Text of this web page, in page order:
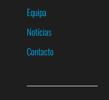
Equipa
Notícias
Contacto